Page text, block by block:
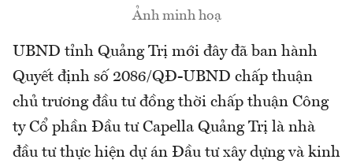
Ảnh minh hoạ
UBND tỉnh Quảng Trị mới đây đã ban hành
Quyết định số 2086/QĐ-UBND chấp thuận
chủ trương đầu tư đồng thời chấp thuận Công
ty Cổ phần Đầu tư Capella Quảng Trị là nhà
đầu tư thực hiện dự án Đầu tư xây dựng và kinh